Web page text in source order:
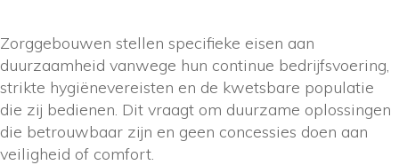
Zorggebouwen stellen specifieke eisen aan
duurzaamheid vanwege hun continue bedrijfsvoering,
strikte hygiënevereisten en de kwetsbare populatie
die zij bedienen. Dit vraagt om duurzame oplossingen
die betrouwbaar zijn en geen concessies doen aan
veiligheid of comfort.